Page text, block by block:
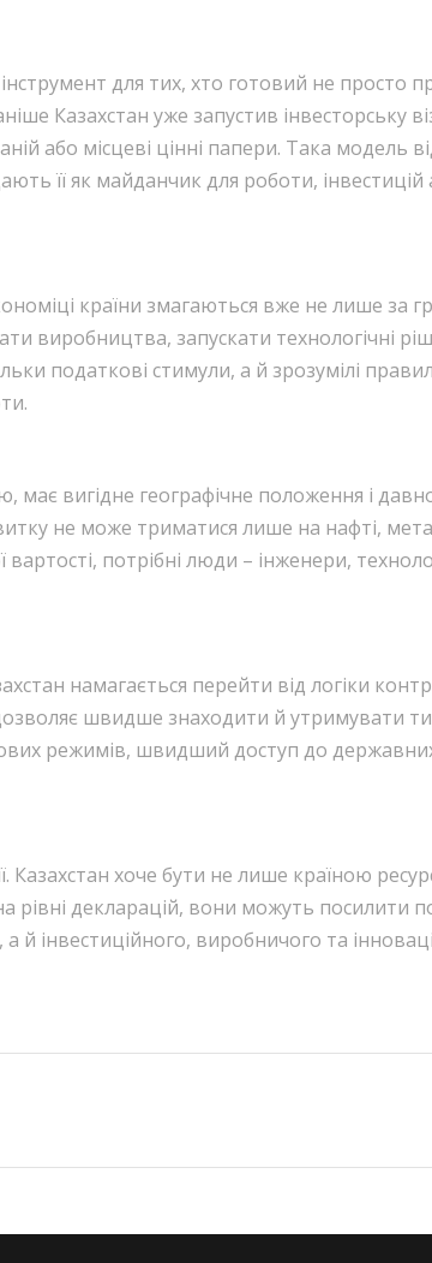
для тих, хто готовий не просто
Казахстан уже запустив інвесторську
або місцеві цінні папери. Така модель
її як майданчик для роботи, інвестицій
країни змагаються вже не лише за
виробництва, запускати технологічні
податкові стимули, а й зрозумілі
вигідне географічне положення і
не може триматися лише на нафті,
потрібні люди – інженери,
намагається перейти від логіки
швидше знаходити й утримувати
режимів, швидший доступ до державних
Казахстан хоче бути не лише країною
декларацій, вони можуть посилити
й інвестиційного, виробничого та